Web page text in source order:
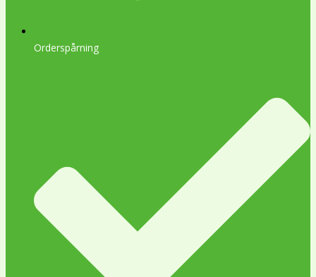
Orderspårning